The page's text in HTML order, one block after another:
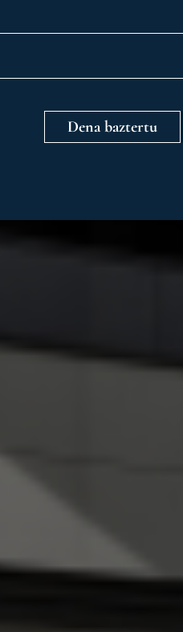
Dena baztertu